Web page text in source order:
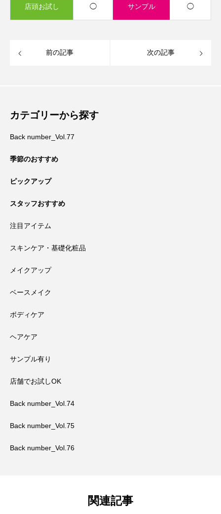
店頭お試し ◯ サンプル ◯
前の記事 次の記事
カテゴリーから探す
Back number_Vol.77
季節のおすすめ
ピックアップ
スタッフおすすめ
注目アイテム
スキンケア・基礎化粧品
メイクアップ
ベースメイク
ボディケア
ヘアケア
サンプル有り
店舗でお試しOK
Back number_Vol.74
Back number_Vol.75
Back number_Vol.76
関連記事